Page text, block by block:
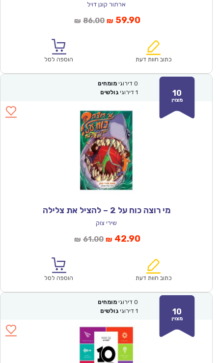
ארתור קונן דויל
₪ 86.00המחיר
₪86.00.
₪ 59.90המחיר
הוא:
כתוב חוות דעת הוספה לסל
10
מצוין
0 דירוגי מומחים
1 דירוגי גולשים
מי רוצה כוח על 2 – להציל את צלילה
שירי צוק
₪ 61.00המחיר
₪61.00.
₪ 42.90המחיר
הוא:
כתוב חוות דעת הוספה לסל
10
מצוין
0 דירוגי מומחים
1 דירוגי גולשים